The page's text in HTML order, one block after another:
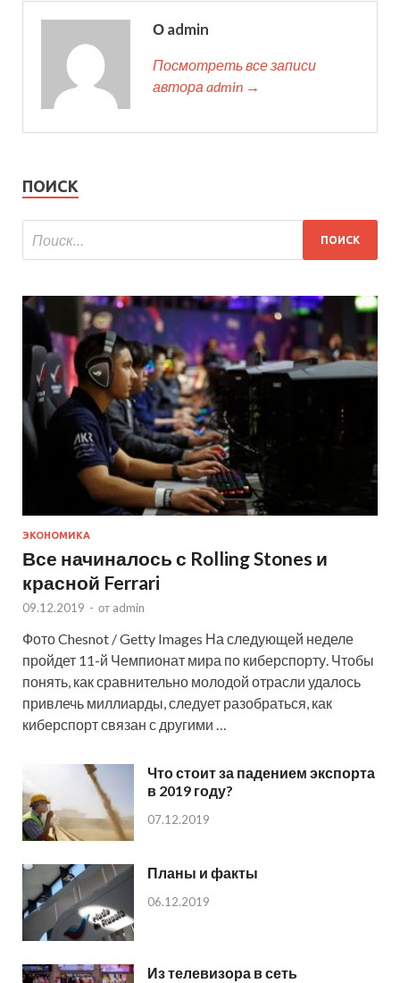
О admin
Посмотреть все записи
автора admin →
ПОИСК
ЭКОНОМИКА
Все начиналось с Rolling Stones и
красной Ferrari
09.12.2019 - от admin
Фото Chesnot / Getty Images На следующей неделе
пройдет 11-й Чемпионат мира по киберспорту. Чтобы
понять, как сравнительно молодой отрасли удалось
привлечь миллиарды, следует разобраться, как
киберспорт связан с другими …
Что стоит за падением экспорта
в 2019 году?
07.12.2019
Планы и факты
06.12.2019
Из телевизора в сеть